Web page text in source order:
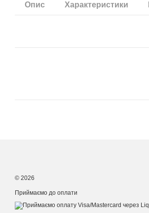
Опис Характеристики
© 2026
Приймаємо до оплати